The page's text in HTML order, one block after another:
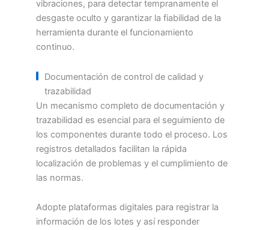
vibraciones, para detectar tempranamente el
desgaste oculto y garantizar la fiabilidad de la
herramienta durante el funcionamiento
continuo.
Documentación de control de calidad y
trazabilidad
Un mecanismo completo de documentación y
trazabilidad es esencial para el seguimiento de
los componentes durante todo el proceso. Los
registros detallados facilitan la rápida
localización de problemas y el cumplimiento de
las normas.
Adopte plataformas digitales para registrar la
información de los lotes y así responder